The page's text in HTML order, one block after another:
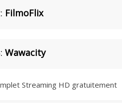
FilmoFlix
Wawacity
Streaming HD gratuitement